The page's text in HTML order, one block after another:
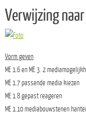
Verwijzing
Vorm geven
ME 1.6 en ME 3. 2
ME 1.7 passende media kiezen
ME 1.8 gepast reageren
ME 1.10 mediabouwstenen